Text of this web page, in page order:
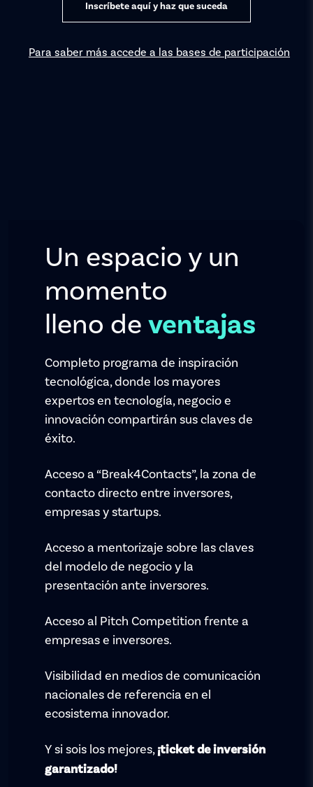
Inscríbete aquí y haz que suceda
Para saber más accede a las bases de participación
Un espacio y un
momento
lleno de ventajas
Completo programa de inspiración
tecnológica, donde los mayores
expertos en tecnología, negocio e
innovación compartirán sus claves de
éxito.
Acceso a “Break4Contacts”, la zona de
contacto directo entre inversores,
empresas y startups.
Acceso a mentorizaje sobre las claves
del modelo de negocio y la
presentación ante inversores.
Acceso al Pitch Competition frente a
empresas e inversores.
Visibilidad en medios de comunicación
nacionales de referencia en el
ecosistema innovador.
Y si sois los mejores, ¡ticket de inversión
garantizado!